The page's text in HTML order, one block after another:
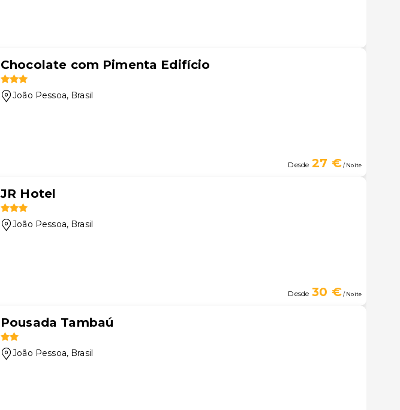
Chocolate com Pimenta Edifício
João Pessoa, Brasil
Desde 27 €/ Noite
JR Hotel
João Pessoa, Brasil
Desde 30 €/ Noite
Pousada Tambaú
João Pessoa, Brasil